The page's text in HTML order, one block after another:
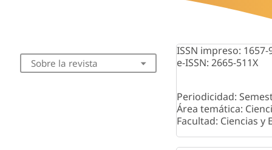
Sobre la revista
ISSN impreso: 1657-
e-ISSN: 2665-511X
Periodicidad:
Área temática:
Facultad: Ciencias y